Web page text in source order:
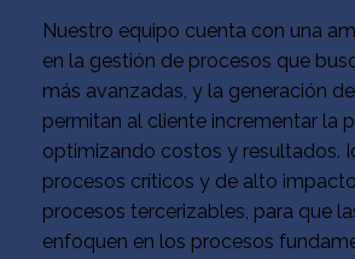
Nuestro equipo cuenta con una
en la gestión de procesos que
más avanzadas, y la generación
permitan al cliente incrementar la
optimizando costos y resultados.
procesos críticos y de alto
procesos tercerizables, para que
enfoquen en los procesos